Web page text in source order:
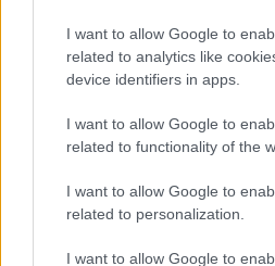
I want to allow Google to
related to analytics like
device identifiers in apps.
I want to allow Google to
related to functionality of the
I want to allow Google to
related to personalization.
I want to allow Google to